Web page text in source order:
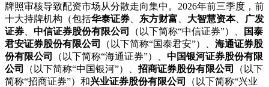
牌照审核导致配资市场从分散走向集中。2026年前三季度，前
十大持牌机构（包括华泰证券 东方财富 大智慧资本、
广发
证券
中信证券股份有限公司 （以下简称“中信证券”）、
国泰
君安证券股份有限公司
（以下简称“国泰君安”）、 海通证券股
份有限公司
（以下简称“海通证券”）、 中国银河证券股份有限
公司
（以下简称“中国银河”）、 招商证券股份有限公司
（以下
简称“招商证券”）和兴业证券股份有限公司
（以下简称“兴业